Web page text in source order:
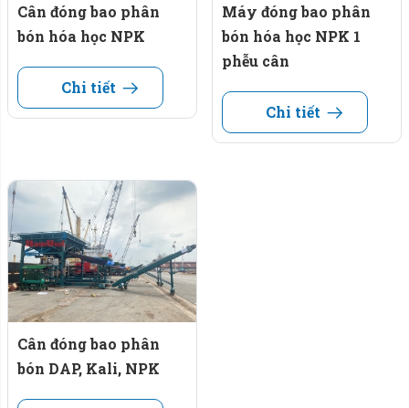
Cân đóng bao phân
bón hóa học NPK
Chi tiết
Máy đóng bao phân
bón hóa học NPK 1
phễu cân
Chi tiết
Cân đóng bao phân
bón DAP, Kali, NPK